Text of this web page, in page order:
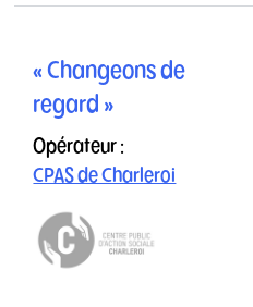
« Changeons de
regard »
Opérateur :
CPAS de Charleroi